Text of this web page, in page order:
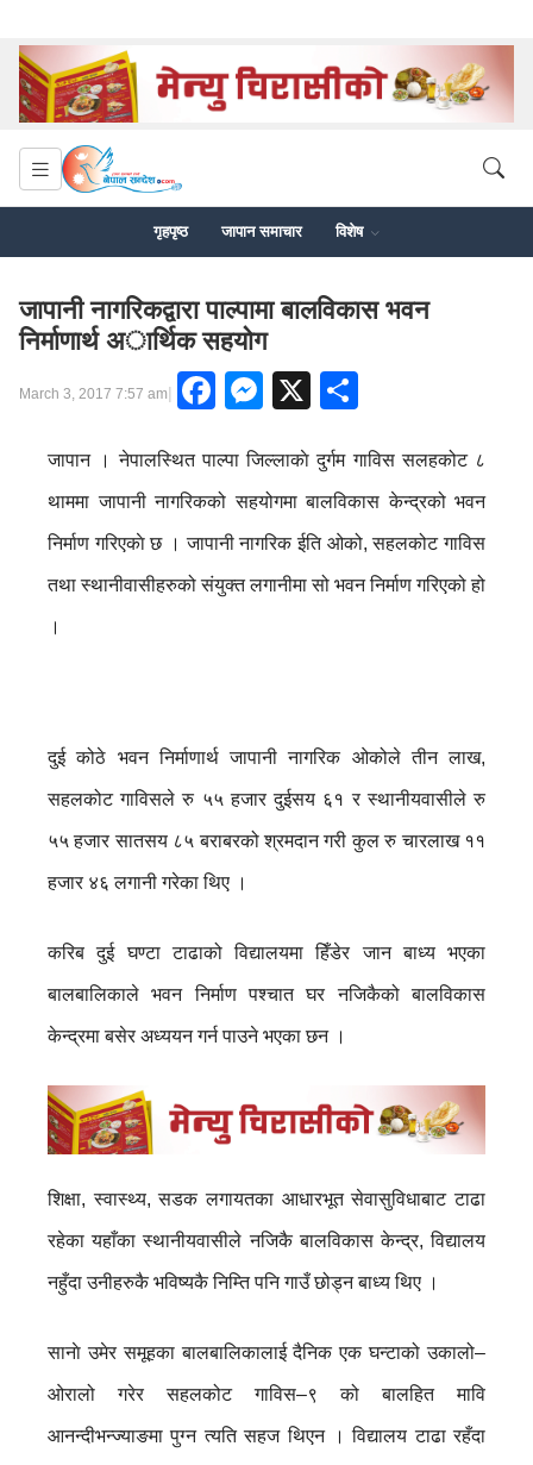
गृहपृष्ठ जापान समाचार विशेष
जापानी नागरिकद्वारा पाल्पामा बालविकास भवन
निर्माणार्थ अार्थिक सहयाेग
March 3, 2017 7:57 am| Facebook
Messenger
X
जापान । नेपालस्थित पाल्पा जिल्लाकाे दुर्गम गाविस सलहकोट ८
थाममा जापानी नागरिकको सहयोगमा बालविकास केन्द्रको भवन
निर्माण गरिएकाे छ । जापानी नागरिक ईति ओको, सहलकोट गाविस
तथा स्थानीवासीहरुको संयुक्त लगानीमा सो भवन निर्माण गरिएको हो
।
दुई कोठे भवन निर्माणार्थ जापानी नागरिक ओकोले तीन लाख,
सहलकोट गाविसले रु ५५ हजार दुईसय ६१ र स्थानीयवासीले रु
५५ हजार सातसय ८५ बराबरको श्रमदान गरी कुल रु चारलाख ११
हजार ४६ लगानी गरेका थिए ।
करिब दुई घण्टा टाढाको विद्यालयमा हिँडेर जान बाध्य भएका
बालबालिकाले भवन निर्माण पश्चात घर नजिकैको बालविकास
केन्द्रमा बसेर अध्ययन गर्न पाउने भएका छन ।
शिक्षा, स्वास्थ्य, सडक लगायतका आधारभूत सेवासुविधाबाट टाढा
रहेका यहाँका स्थानीयवासीले नजिकै बालविकास केन्द्र, विद्यालय
नहुँदा उनीहरुकै भविष्यकै निम्ति पनि गाउँ छोड्न बाध्य थिए ।
सानाे उमेर समूहका बालबालिकालाई दैनिक एक घन्टाको उकालो–
ओरालो गरेर सहलकोट गाविस–९ को बालहित मावि
आनन्दीभन्ज्याङमा पुग्न त्यति सहज थिएन । विद्यालय टाढा रहँदा